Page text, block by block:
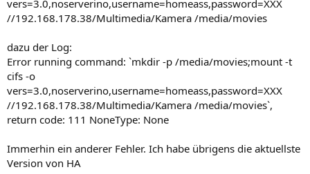
vers=3.0,noserverino,username=homeass,password=XXX
//192.168.178.38/Multimedia/Kamera /media/movies
dazu der Log:
Error running command: `mkdir -p /media/movies;mount -t
cifs -o
vers=3.0,noserverino,username=homeass,password=XXX
//192.168.178.38/Multimedia/Kamera /media/movies`,
return code: 111 NoneType: None
Immerhin ein anderer Fehler. Ich habe übrigens die aktuellste
Version von HA